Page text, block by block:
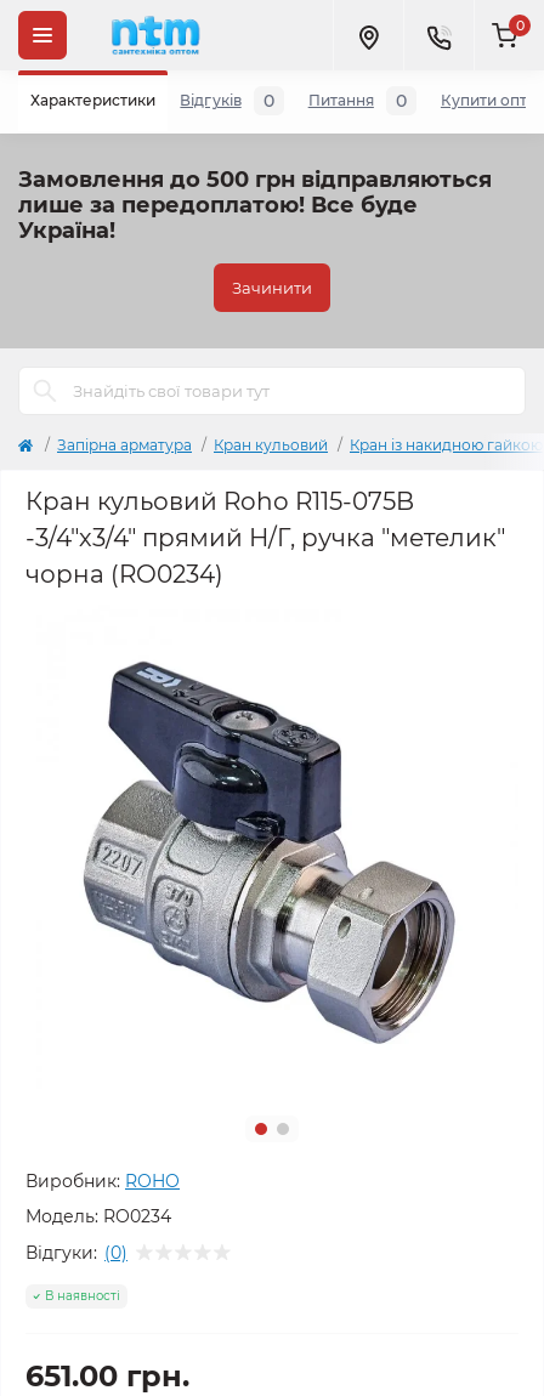
Замовлення до 500 грн відправляються
лише за передоплатою! Все буде
Україна!
Зачинити
0
Запірна арматура Кран кульовий Кран із накидною гайкою
Кран кульовий Roho R115-075B
-3/4"х3/4" прямий Н/Г, ручка "метелик"
чорна (RO0234)
Виробник: ROHO
Модель: RO0234
Відгуки: (0)
В наявності
651.00 грн.
Характеристики Відгуків 0 Питання 0 Купити